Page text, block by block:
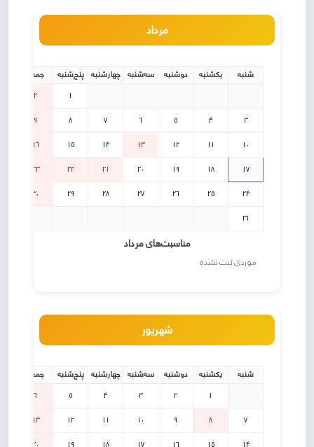
مرداد
شنبه یکشنبه دوشنبه سه‌شنبه چهارشنبه پنج‌شنبه
جمعه
1
2
3
4
5
6
7
8
9
10
11
12
13
14
15
16
17
18
19
20
21
22
23
24
25
26
27
28
29
30
31
مناسبت‌های مرداد
موردی ثبت نشده
شهریور
شنبه یکشنبه دوشنبه سه‌شنبه چهارشنبه پنج‌شنبه
جمعه
1
2
3
4
5
6
7
8
9
10
11
12
13